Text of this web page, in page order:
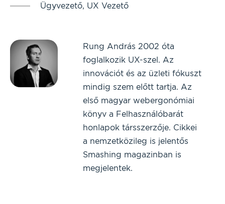
Ügyvezető, UX Vezető
Rung András 2002 óta
foglalkozik UX-szel. Az
innovációt és az üzleti fókuszt
mindig szem előtt tartja. Az
első magyar webergonómiai
könyv a Felhasználóbarát
honlapok társszerzője. Cikkei
a nemzetközileg is jelentős
Smashing magazinban is
megjelentek.